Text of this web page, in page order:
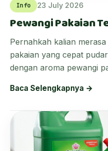
Info 23 July 2026
Pewangi Pakaian
Pernahkah kalian
pakaian yang cepat
dengan aroma pewangi
Baca Selengkapnya →